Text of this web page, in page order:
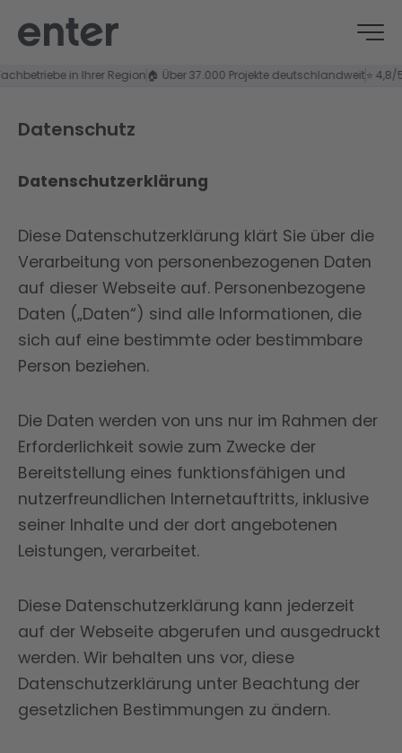
in Ihrer Region 🏠 Über 37.000 Projekte deutschlandweit⭐ 4,8/5
Datenschutz
Datenschutzerklärung
Diese Datenschutzerklärung klärt Sie über die
Verarbeitung von personenbezogenen Daten
auf dieser Webseite auf. Personenbezogene
Daten („Daten“) sind alle Informationen, die
sich auf eine bestimmte oder bestimmbare
Person beziehen.
Die Daten werden von uns nur im Rahmen der
Erforderlichkeit sowie zum Zwecke der
Bereitstellung eines funktionsfähigen und
nutzerfreundlichen Internetauftritts, inklusive
seiner Inhalte und der dort angebotenen
Leistungen, verarbeitet.
Diese Datenschutzerklärung kann jederzeit
auf der Webseite abgerufen und ausgedruckt
werden. Wir behalten uns vor, diese
Datenschutzerklärung unter Beachtung der
gesetzlichen Bestimmungen zu ändern.